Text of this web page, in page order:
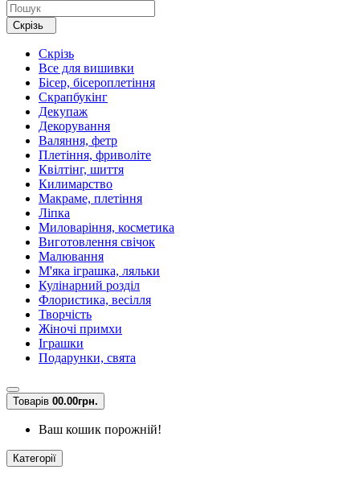
Скрізь
Скрізь
Все для вишивки
Бісер, бісероплетіння
Скрапбукінг
Декупаж
Декорування
Валяння, фетр
Плетіння, фриволіте
Квілтінг, шиття
Килимарство
Макраме, плетіння
Ліпка
Миловаріння, косметика
Виготовлення свічок
Малювання
М'яка іграшка, ляльки
Кулінарний розділ
Флористика, весілля
Творчість
Жіночі примхи
Іграшки
Подарунки, свята
Товарів 00.00грн.
Ваш кошик порожній!
Категорії